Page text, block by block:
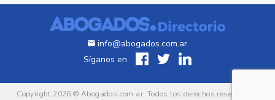
info@abogados.com.ar
Síganos en
Copyright 2026 © Abogados.com.ar. Todos los derechos reservados.